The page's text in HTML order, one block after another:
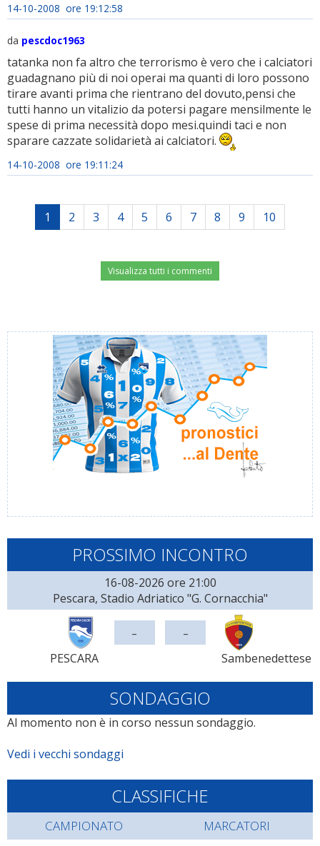
14-10-2008 ore 19:12:58
da pescdoc1963
tatanka non fa altro che terrorismo è vero che i calciatori
guadagnano più di noi operai ma quanti di loro possono
tirare avanti prima che rientrano del dovuto,pensi che
tutti hanno un vitalizio da potersi pagare mensilmente le
spese di prima necessità dopo mesi.quindi taci e non
sparare cazzate solidarietà ai calciatori.
14-10-2008 ore 19:11:24
1 2 3 4 5 6 7 8 9 10
Visualizza tutti i commenti
PROSSIMO INCONTRO
16-08-2026 ore 21:00
Pescara, Stadio Adriatico "G. Cornacchia"
PESCARA
- -
Sambenedettese
SONDAGGIO
Al momento non è in corso nessun sondaggio.
Vedi i vecchi sondaggi
CLASSIFICHE
CAMPIONATO MARCATORI